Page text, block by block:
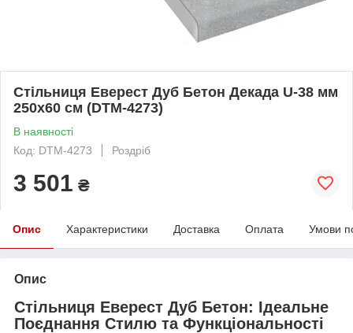
Стільниця Еверест Дуб Бетон Декада U-38 мм
250х60 см (DTM-4273)
В наявності
Код: DTM-4273
Роздріб
3 501 ₴
Опис Характеристики Доставка Оплата Умови
Опис
Стільниця Еверест Дуб Бетон: Ідеальне
Поєднання Стилю та Функціональності